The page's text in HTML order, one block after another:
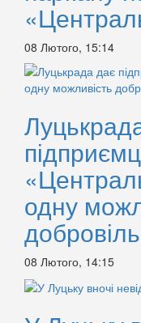
08 Лютого, 15:14
одну
08 Лютого, 14:15